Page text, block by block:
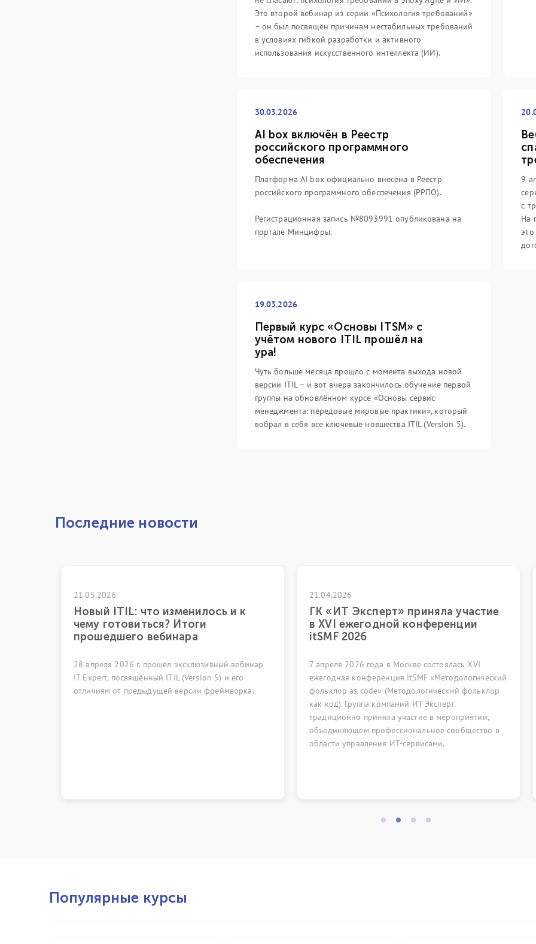
Это второй вебинар из серии «Психология требований»
– он был посвящён причинам нестабильных требований
в условиях гибкой разработки и активного
использования искусственного интеллекта (ИИ).
30.03.2026
AI box включён в Реестр
российского программного
обеспечения
Платформа AI box официально внесена в Реестр
российского программного обеспечения (РРПО).
Регистрационная запись №8093991 опубликована на
портале Минцифры.
9
с
На
19.03.2026
Первый курс «Основы ITSM» с
учётом нового ITIL прошёл на
ура!
Чуть больше месяца прошло с момента выхода новой
версии ITIL – и вот вчера закончилось обучение первой
группы на обновлённом курсе «Основы сервис-
менеджмента: передовые мировые практики», который
вобрал в себя все ключевые новшества ITIL (Version 5).
Последние новости
ITIL: что изменилось и к
Итоги
вебинара
2026 г. прошёл эксклюзивный вебинар
посвящённый ITIL (Version 5) и его
от предыдущей версии фреймворка.
ГК «ИТ Эксперт» приняла участие
в XVI ежегодной конференции
7 апреля 2026 года в Москве состоялась XVI
ежегодная конференция itSMF «Методологический
фольклор as code» (Методологический фольклор
как код). Группа компаний ИТ Эксперт
традиционно приняла участие в мероприятии,
объединяющем профессиональное сообщество в
области управления ИТ-сервисами.
Вебинар
эволюции ITIL.
28 апреля в 19:00 (МСК)
посвящённом самым
отличиям ITIL (Version
Популярные курсы